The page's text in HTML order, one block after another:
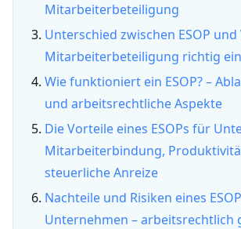
Mitarbeiterbeteiligung
Unterschied zwischen ESOP und
Mitarbeiterbeteiligung richtig
Wie funktioniert ein ESOP? –
und arbeitsrechtliche Aspekte
Die Vorteile eines ESOPs für
Mitarbeiterbindung,
steuerliche Anreize
Nachteile und Risiken eines
Unternehmen – arbeitsrechtlich